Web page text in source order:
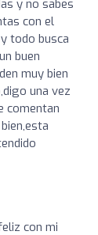
y no sabes
con el
todo busca
buen
muy bien
una vez
comentan
con mi